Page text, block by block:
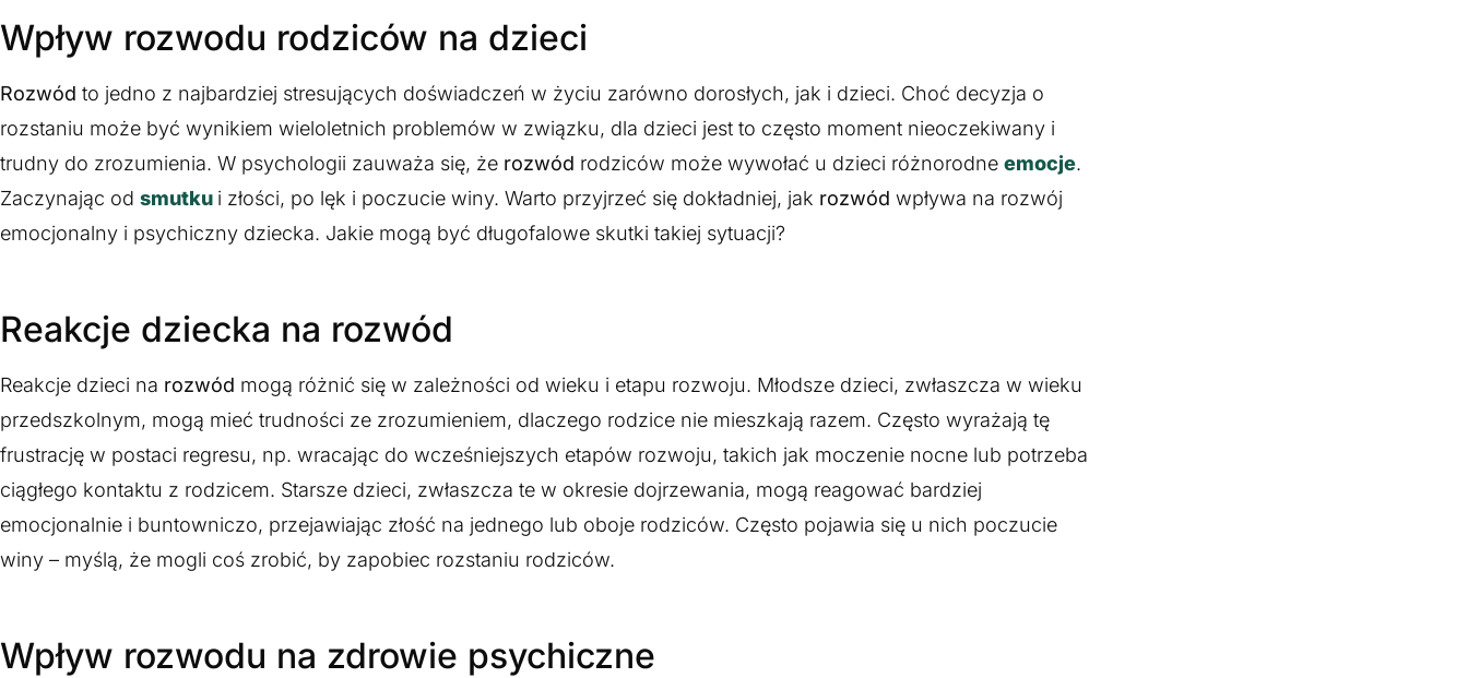
Wpływ rozwodu rodziców na dzieci
Rozwód to jedno z najbardziej stresujących doświadczeń w życiu zarówno dorosłych, jak i dzieci. Choć decyzja o
rozstaniu może być wynikiem wieloletnich problemów w związku, dla dzieci jest to często moment nieoczekiwany i
trudny do zrozumienia. W psychologii zauważa się, że rozwód rodziców może wywołać u dzieci różnorodne emocje.
Zaczynając od smutku i złości, po lęk i poczucie winy. Warto przyjrzeć się dokładniej, jak rozwód wpływa na rozwój
emocjonalny i psychiczny dziecka. Jakie mogą być długofalowe skutki takiej sytuacji?
Reakcje dziecka na rozwód
Reakcje dzieci na rozwód mogą różnić się w zależności od wieku i etapu rozwoju. Młodsze dzieci, zwłaszcza w wieku
przedszkolnym, mogą mieć trudności ze zrozumieniem, dlaczego rodzice nie mieszkają razem. Często wyrażają tę
frustrację w postaci regresu, np. wracając do wcześniejszych etapów rozwoju, takich jak moczenie nocne lub potrzeba
ciągłego kontaktu z rodzicem. Starsze dzieci, zwłaszcza te w okresie dojrzewania, mogą reagować bardziej
emocjonalnie i buntowniczo, przejawiając złość na jednego lub oboje rodziców. Często pojawia się u nich poczucie
winy – myślą, że mogli coś zrobić, by zapobiec rozstaniu rodziców.
Wpływ rozwodu na zdrowie psychiczne